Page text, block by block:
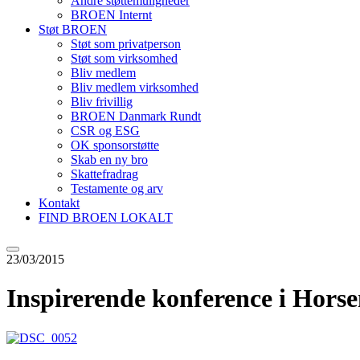
BROEN Internt
Støt BROEN
Støt som privatperson
Støt som virksomhed
Bliv medlem
Bliv medlem virksomhed
Bliv frivillig
BROEN Danmark Rundt
CSR og ESG
OK sponsorstøtte
Skab en ny bro
Skattefradrag
Testamente og arv
Kontakt
FIND BROEN LOKALT
23/03/2015
Inspirerende konference i